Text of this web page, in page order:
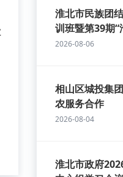
淮北市民族团
训班暨第39期
2026-08-06
相山区城投集
农服务合作
2026-08-04
淮北市政府